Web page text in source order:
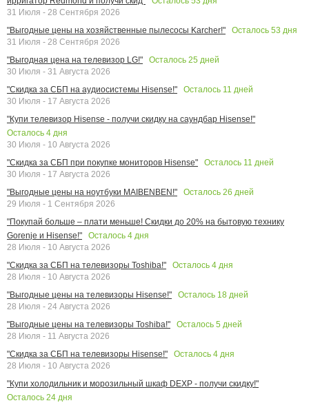
31 Июля - 28 Сентября 2026
"Выгодные цены на хозяйственные пылесосы Karcher!"
Осталось 53 дня
31 Июля - 28 Сентября 2026
"Выгодная цена на телевизор LG!"
Осталось 25 дней
30 Июля - 31 Августа 2026
"Скидка за СБП на аудиосистемы Hisense!"
Осталось 11 дней
30 Июля - 17 Августа 2026
"Купи телевизор Hisense - получи скидку на саундбар Hisense!"
Осталось 4 дня
30 Июля - 10 Августа 2026
"Скидка за СБП при покупке мониторов Hisense"
Осталось 11 дней
30 Июля - 17 Августа 2026
"Выгодные цены на ноутбуки MAIBENBEN!"
Осталось 26 дней
29 Июля - 1 Сентября 2026
"Покупай больше – плати меньше! Скидки до 20% на бытовую технику
Gorenje и Hisense!"
Осталось 4 дня
28 Июля - 10 Августа 2026
"Скидка за СБП на телевизоры Toshiba!"
Осталось 4 дня
28 Июля - 10 Августа 2026
"Выгодные цены на телевизоры Hisense!"
Осталось 18 дней
28 Июля - 24 Августа 2026
"Выгодные цены на телевизоры Toshiba!"
Осталось 5 дней
28 Июля - 11 Августа 2026
"Скидка за СБП на телевизоры Hisense!"
Осталось 4 дня
28 Июля - 10 Августа 2026
"Купи холодильник и морозильный шкаф DEXP - получи скидку!"
Осталось 24 дня